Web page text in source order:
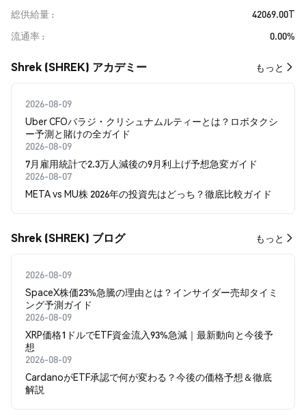
総供給量
42069.00T
流通率
0.00%
Shrek (SHREK) アカデミー もっと
2026-08-09
Uber CFOバラジ・クリシュナムルティーとは？ロボタクシ
ー予測と賭けの全ガイド
2026-08-09
7月雇用統計で2.3万人減後の9月利上げ予想急変ガイド
2026-08-07
META vs MU株 2026年の投資先はどっち？徹底比較ガイド
Shrek (SHREK) ブログ もっと
2026-08-09
SpaceX株価23%急騰の理由とは？インサイダー売却タイミ
ング予測ガイド
2026-08-09
XRP価格1ドルでETF資金流入93%急減｜最新動向と今後予
想
2026-08-09
CardanoがETF承認で何が変わる？今後の価格予想＆徹底
解説